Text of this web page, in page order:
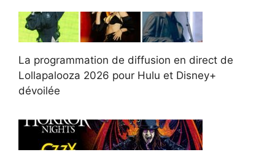
La programmation de diffusion en direct de
Lollapalooza 2026 pour Hulu et Disney+
dévoilée